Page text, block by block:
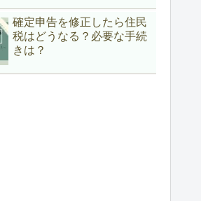
確定申告を修正したら住民
税はどうなる？必要な手続
きは？